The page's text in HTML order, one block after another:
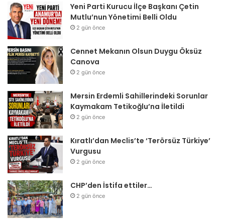
Yeni Parti Kurucu İlçe Başkanı Çetin
Mutlu’nun Yönetimi Belli Oldu
2 gün önce
Cennet Mekanın Olsun Duygu Öksüz
Canova
2 gün önce
Mersin Erdemli Sahillerindeki Sorunlar
Kaymakam Tetikoğlu’na İletildi
2 gün önce
Kıratlı’dan Meclis’te ‘Terörsüz Türkiye’
Vurgusu
2 gün önce
CHP’den İstifa ettiler…
2 gün önce